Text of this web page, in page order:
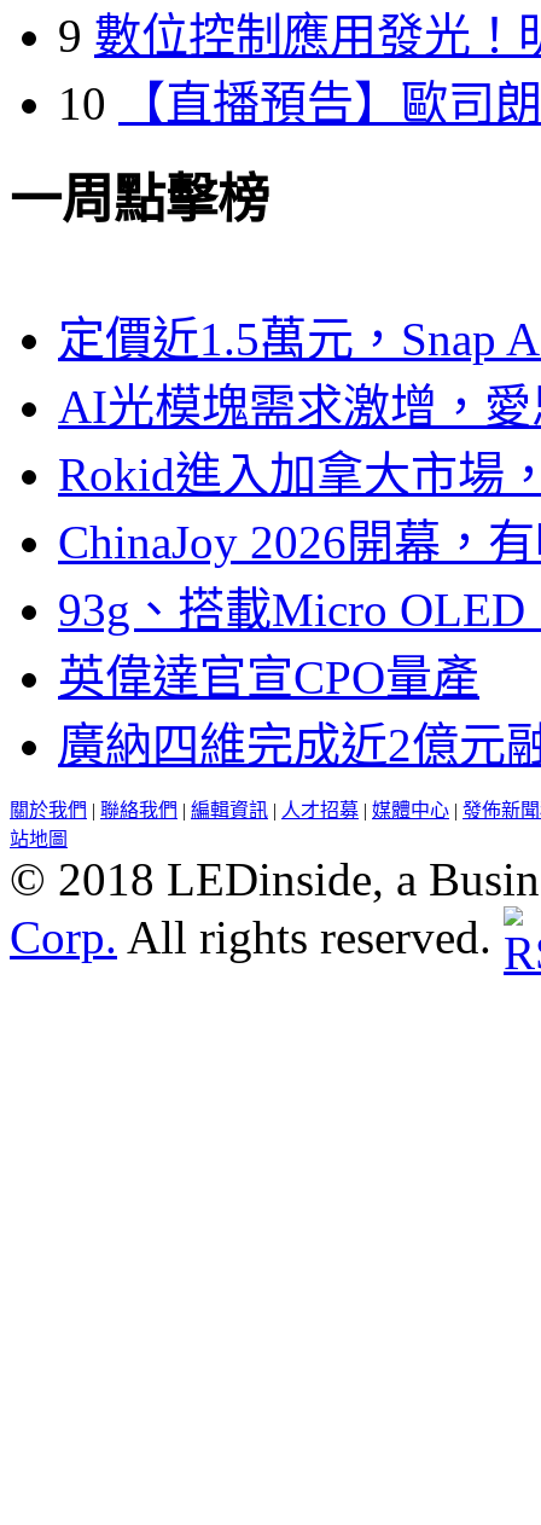
9 數位控制應用發光！
10
【直播預告】歐司
一周點擊榜
定價近1.5萬元，Snap
AI光模塊需求激增，
Rokid進入加拿大市場
ChinaJoy 2026開幕，
93g、搭載Micro
英偉達官宣CPO量產
廣納四維完成近2億元
關於我們 | 聯絡我們 | 編輯資訊 | 人才招募 | 媒體中心 | 發佈新
站地圖
© 2018 LEDinside, a
Corp. All rights reserved.